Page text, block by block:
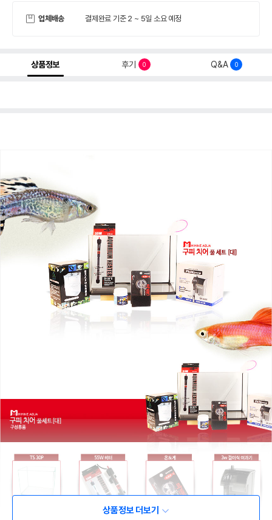
업체배송 결제완료 기준 2 ~ 5일 소요 예정
상품정보 후기 0 Q&A 0
상품정보 더보기